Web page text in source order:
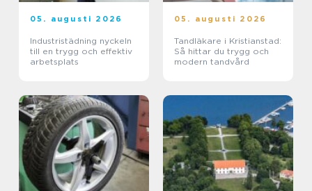
05. augusti 2026
Industristädning nyckeln
till en trygg och effektiv
arbetsplats
05. augusti 2026
Tandläkare i Kristianstad:
Så hittar du trygg och
modern tandvård